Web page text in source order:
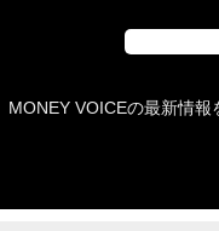
MONEY VOICEの最新情報